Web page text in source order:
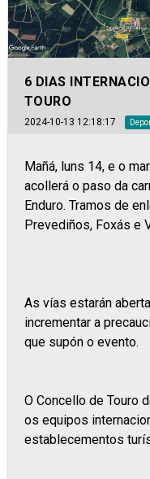
6 DIAS
TOURO
2024-10-13 12:18:17
Mañá, luns 14, e o
acollerá o paso da
Enduro. Tramos de
Prevediños, Foxás e
As vías estarán
incrementar a
que supón o evento.
O Concello de Touro
os equipos
establecementos